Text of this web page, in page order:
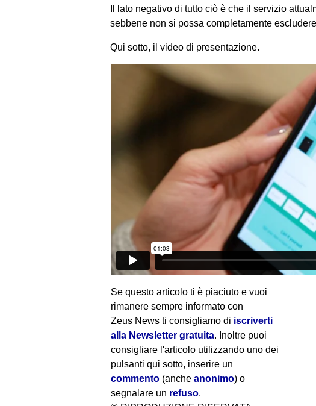
Il lato negativo di tutto ciò è che il servizio
sebbene non si possa completamente
Qui sotto, il video di presentazione.
Se questo articolo ti è piaciuto e vuoi
rimanere sempre informato con
Zeus News ti consigliamo di iscriverti
alla Newsletter gratuita. Inoltre puoi
consigliare l'articolo utilizzando uno dei
pulsanti qui sotto, inserire un
commento(anche anonimo) o
segnalare un refuso.